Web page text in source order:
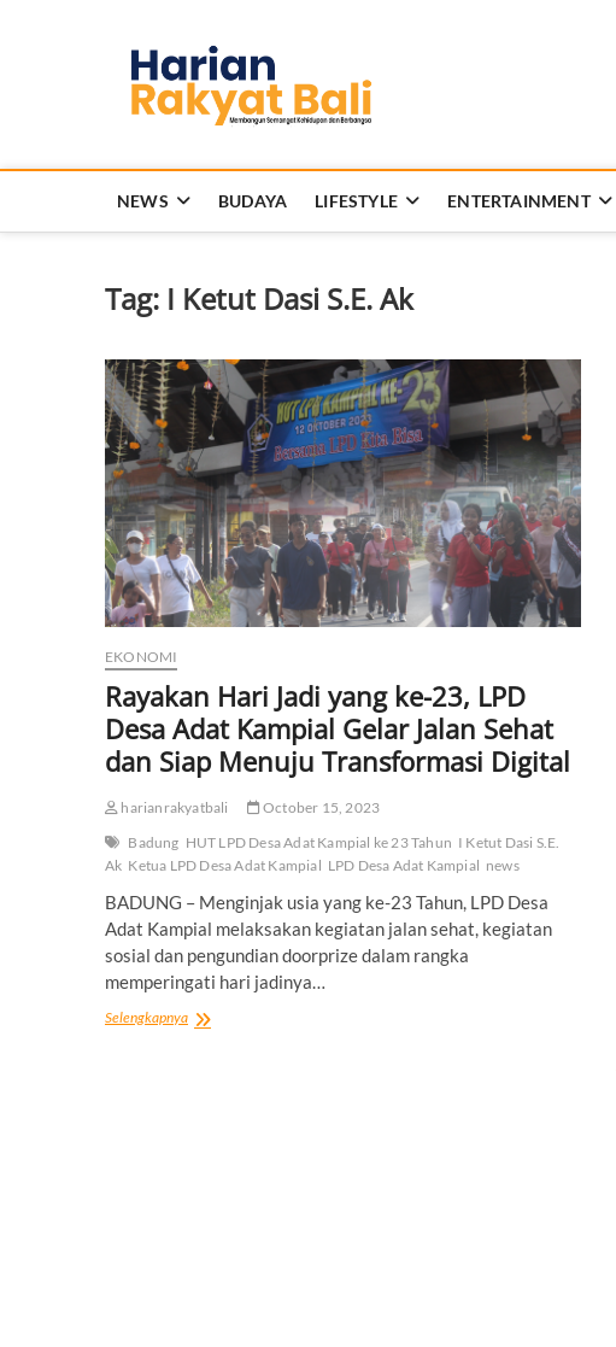
NEWS BUDAYA LIFESTYLE ENTERTAINMENT
Tag: I Ketut Dasi S.E. Ak
EKONOMI
Rayakan Hari Jadi yang ke-23, LPD
Desa Adat Kampial Gelar Jalan Sehat
dan Siap Menuju Transformasi Digital
harianrakyatbali
October 15, 2023
Badung HUT LPD Desa Adat Kampial ke 23 Tahun I Ketut Dasi S.E.
Ak Ketua LPD Desa Adat Kampial LPD Desa Adat Kampial news
BADUNG – Menginjak usia yang ke-23 Tahun, LPD Desa
Adat Kampial melaksakan kegiatan jalan sehat, kegiatan
sosial dan pengundian doorprize dalam rangka
memperingati hari jadinya…
SelengkapnyaRayakan